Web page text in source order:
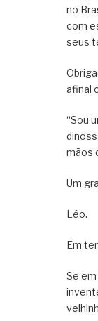
no
com
seus
afinal
“Sou
mãos
Um
Léo.
Em
Se